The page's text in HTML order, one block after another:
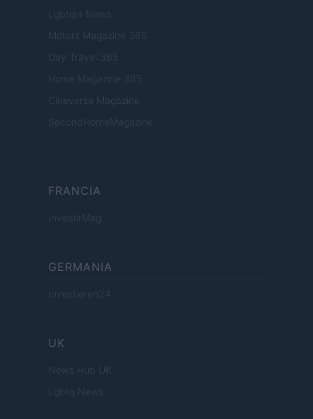
Lgbtqia News
Motors Magazine 365
Day Travel 365
Home Magazine 365
Cineverse Magazine
SecondHomeMagazine
FRANCIA
InvestirMag
GERMANIA
Investieren24
UK
News Hub UK
Lgbtq News